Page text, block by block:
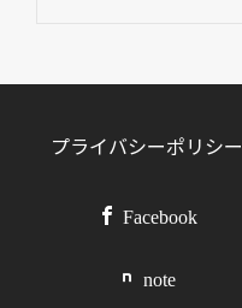
プライバシーポリシー
Facebook
note